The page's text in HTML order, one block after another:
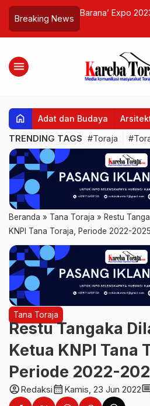
Breaking News
Warga Buakayu
Buka Akses
menu
home Adat dan Budaya
TRENDING TAGS #Toraja
Beranda » Tana Toraja » Restu
KNPI Tana Toraja, Periode 2022-2025
Tana Toraja
Restu Tangaka
Ketua KNPI Tana
Periode 2022-
account_circleRedaksicalendar_month Kamis, 23 Jun 2022